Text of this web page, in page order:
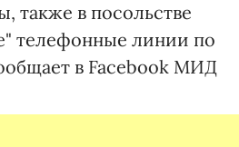
также в посольстве
телефонные линии по
в Facebook МИД